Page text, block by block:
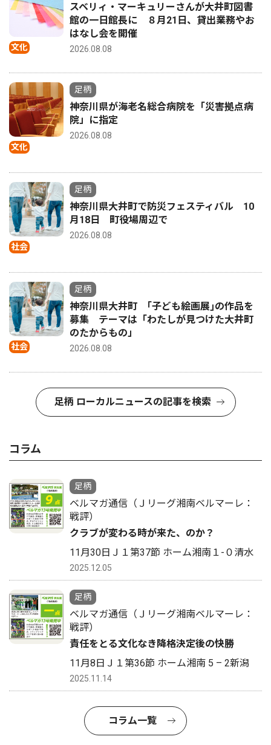
文化
スベリィ・マーキュリーさんが大井町図書
館の一日館長に ８月21日、貸出業務やお
はなし会を開催
2026.08.08
文化
足柄
神奈川県が海老名総合病院を「災害拠点病
院」に指定
2026.08.08
社会
足柄
神奈川県大井町で防災フェスティバル 10
月18日 町役場周辺で
2026.08.08
社会
足柄
神奈川県大井町 ｢子ども絵画展｣の作品を
募集 テーマは「わたしが見つけた大井町
のたからもの」
2026.08.08
足柄 ローカルニュースの記事を検索
コラム
足柄
ベルマガ通信（Ｊリーグ湘南ベルマーレ：
戦評）
クラブが変わる時が来た、のか？
11月30日Ｊ１第37節 ホーム湘南１-０清水
2025.12.05
足柄
ベルマガ通信（Ｊリーグ湘南ベルマーレ：
戦評）
責任をとる文化なき降格決定後の快勝
11月8日Ｊ１第36節 ホーム湘南 5 – 2新潟
2025.11.14
コラム一覧